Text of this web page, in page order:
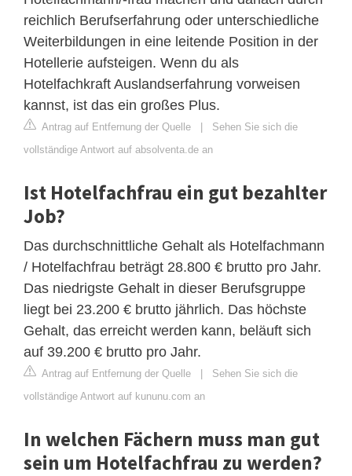
reichlich Berufserfahrung oder unterschiedliche
Weiterbildungen in eine leitende Position in der
Hotellerie aufsteigen. Wenn du als
Hotelfachkraft Auslandserfahrung vorweisen
kannst, ist das ein großes Plus.
Antrag auf Entfernung der Quelle | Sehen Sie sich die
vollständige Antwort auf absolventa.de an
Ist Hotelfachfrau ein gut bezahlter
Job?
Das durchschnittliche Gehalt als Hotelfachmann
/ Hotelfachfrau beträgt 28.800 € brutto pro Jahr.
Das niedrigste Gehalt in dieser Berufsgruppe
liegt bei 23.200 € brutto jährlich. Das höchste
Gehalt, das erreicht werden kann, beläuft sich
auf 39.200 € brutto pro Jahr.
Antrag auf Entfernung der Quelle | Sehen Sie sich die
vollständige Antwort auf kununu.com an
In welchen Fächern muss man gut
sein um Hotelfachfrau zu werden?